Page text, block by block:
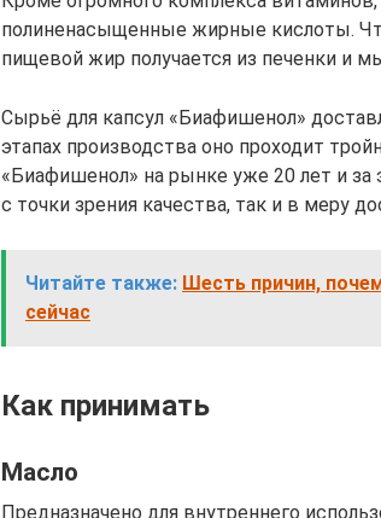
полиненасыщенные жирные кислоты.
пищевой жир получается из печенки и
Сырьё для капсул «Биафишенол»
этапах производства оно проходит
«Биафишенол» на рынке уже 20 лет и за
с точки зрения качества, так и в меру
Читайте также: Шесть причин,
сейчас
Как принимать
Масло
Предназначено для внутреннего